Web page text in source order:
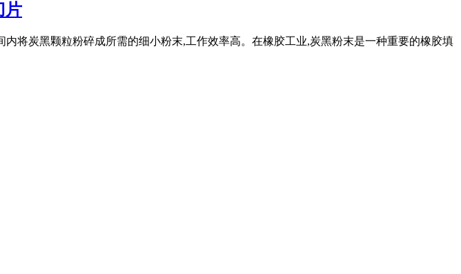
片
将炭黑颗粒粉碎成所需的细小粉末,工作效率高。在橡胶工业,炭黑粉末是一种重要的橡胶填